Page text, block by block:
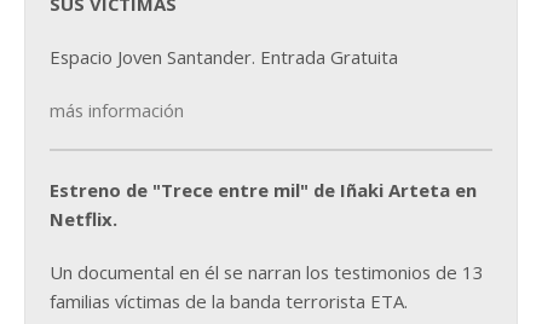
Espacio Joven Santander. Entrada Gratuita
más información
Estreno de "Trece entre mil" de Iñaki Arteta en
Netflix.
Un documental en él se narran los testimonios de 13
familias víctimas de la banda terrorista ETA.